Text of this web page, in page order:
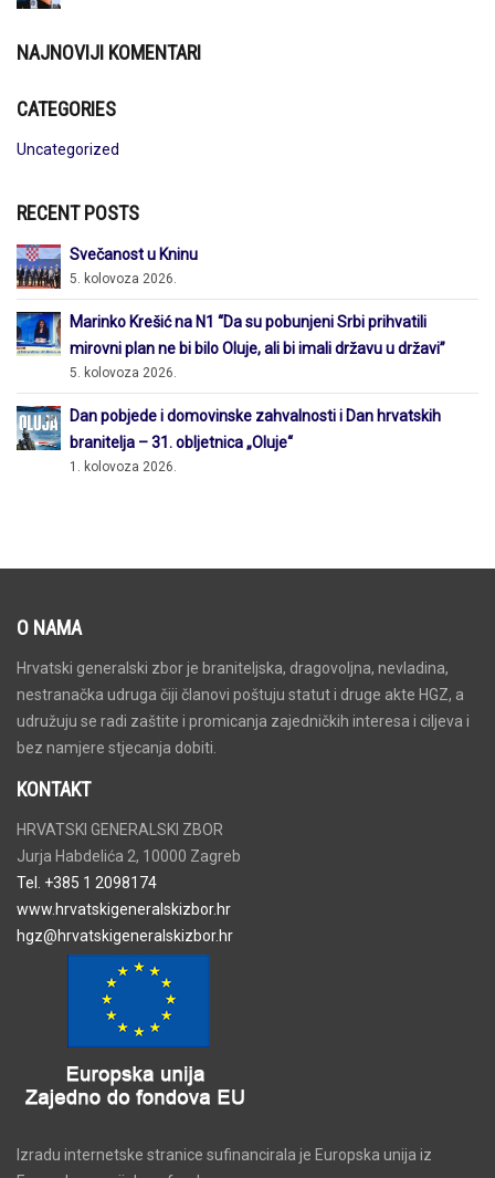
NAJNOVIJI KOMENTARI
CATEGORIES
Uncategorized
RECENT POSTS
Svečanost u Kninu
5. kolovoza 2026.
Marinko Krešić na N1 “Da su pobunjeni Srbi prihvatili
mirovni plan ne bi bilo Oluje, ali bi imali državu u državi”
5. kolovoza 2026.
Dan pobjede i domovinske zahvalnosti i Dan hrvatskih
branitelja – 31. obljetnica „Oluje“
1. kolovoza 2026.
O NAMA
Hrvatski generalski zbor je braniteljska, dragovoljna, nevladina,
nestranačka udruga čiji članovi poštuju statut i druge akte HGZ, a
udružuju se radi zaštite i promicanja zajedničkih interesa i ciljeva i
bez namjere stjecanja dobiti.
KONTAKT
HRVATSKI GENERALSKI ZBOR
Jurja Habdelića 2, 10000 Zagreb
Tel. +385 1 2098174
www.hrvatskigeneralskizbor.hr
hgz@hrvatskigeneralskizbor.hr
Izradu internetske stranice sufinancirala je Europska unija iz